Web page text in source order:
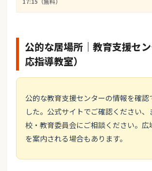
公的な居場所｜教育支援セ
応指導教室）
公的な教育支援センターの情報を確認
した。公式サイトでご確認ください、
校・教育委員会にご相談ください。広
を案内される場合もあります。